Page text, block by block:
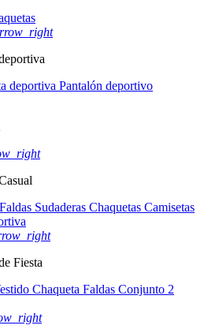
deportiva Pantalón deportivo
Faldas Sudaderas Chaquetas Camisetas
Fiesta
Chaqueta Faldas Conjunto 2